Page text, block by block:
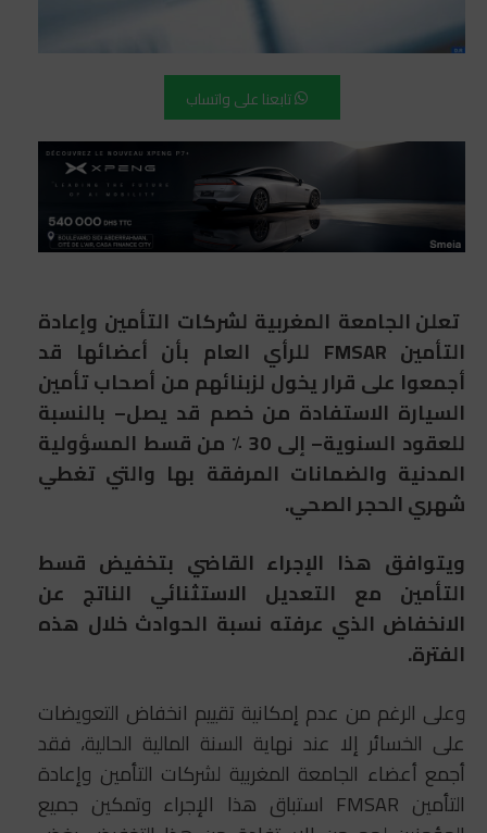
تابعنا على واتساب
تعلن الجامعة المغربية لشركات التأمين وإعادة
التأمين FMSAR للرأي العام بأن أعضائها قد
أجمعوا على قرار يخول لزبنائهم من أصحاب تأمين
السيارة الاستفادة من خصم قد يصل– بالنسبة
للعقود السنوية–
إلى 30 ٪ من قسط المسؤولية
المدنية والضمانات المرفقة بها والتي تغطي
شهري الحجر الصحي.
ويتوافق هذا الإجراء القاضي بتخفيض قسط
التأمين مع التعديل الاستثنائي الناتج عن
الانخفاض الذي عرفته نسبة الحوادث خلال هذه
الفترة.
وعلى الرغم من عدم إمكانية تقييم انخفاض التعويضات
على الخسائر إلا عند نهاية السنة المالية الحالية، فقد
أجمع أعضاء الجامعة المغربية لشركات التأمين وإعادة
التأمين FMSAR استباق هذا الإجراء وتمكين جميع